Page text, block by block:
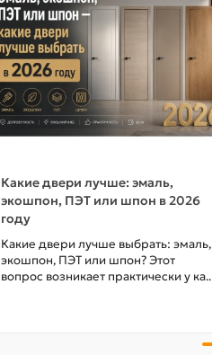
Какие двери лучше: эмаль,
экошпон, ПЭТ или шпон в 2026
году
Какие двери лучше выбрать: эмаль,
экошпон, ПЭТ или шпон? Этот
вопрос возникает практически у ка..